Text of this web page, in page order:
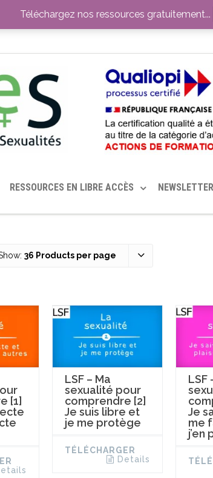
PAR LE CERHES® FRANCE OUTILS EN
RESSOURCES EN LIBRE ACCÈS NEWSLETTER
36 Products per page
[1]
LSF – Ma
sexualité pour
comprendre [2]
Je suis libre et
je me protège
TÉLÉCHARGER
Details
LSF
Je
me
j’en
Téléchargez nos ressources gratuitement...